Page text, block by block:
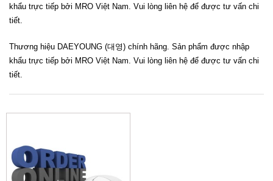
khẩu trực tiếp bởi MRO Việt Nam. Vui lòng liên hệ để được tư vấn chi
tiết.
Thương hiệu DAEYOUNG (대영) chính hãng. Sản phẩm được nhập
khẩu trực tiếp bởi MRO Việt Nam. Vui lòng liên hệ để được tư vấn chi
tiết.